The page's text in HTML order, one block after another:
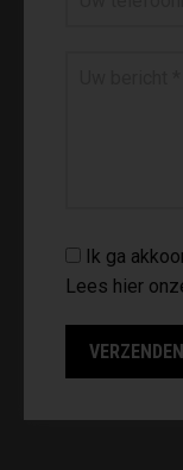
Ik ga
Lees hier